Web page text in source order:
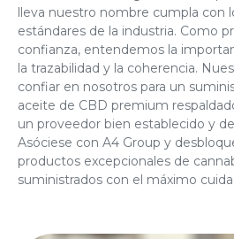
lleva nuestro nombre cumpla con
estándares de la industria. Como
confianza, entendemos la
la trazabilidad y la coherencia.
confiar en nosotros para un
aceite de CBD premium
un proveedor bien establecido y
Asóciese con A4 Group y
productos excepcionales de
suministrados con el máximo